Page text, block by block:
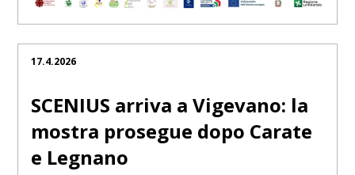
17.4.2026
SCENIUS arriva a Vigevano: la
mostra prosegue dopo Carate
e Legnano